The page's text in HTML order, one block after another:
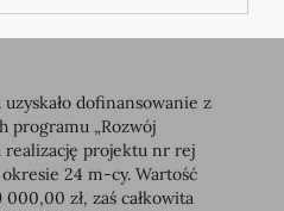
dofinansowanie z
programu „Rozwój
realizację projektu nr rej
24 m-cy. Wartość
zł, zaś całkowita